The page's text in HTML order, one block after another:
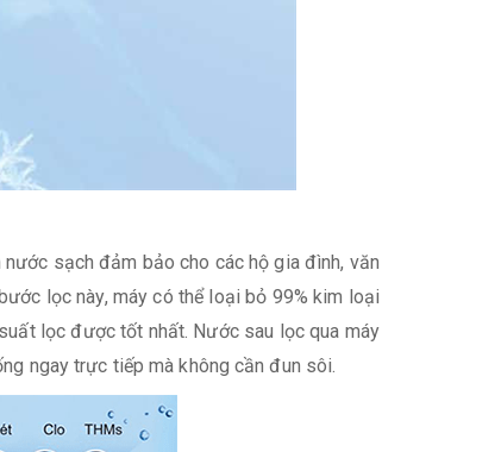
sạch đảm bảo cho các hộ gia đình, văn
lọc này, máy có thể loại bỏ 99% kim loại
lọc được tốt nhất. Nước sau lọc qua máy
ngay trực tiếp mà không cần đun sôi.